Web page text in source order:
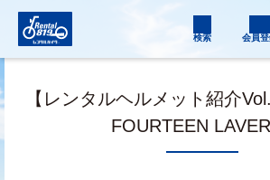
検索 会員
【レンタルヘルメット紹介
FOURTEEN